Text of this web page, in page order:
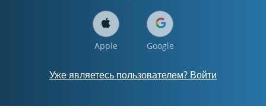
Apple Google
Уже являетесь пользователем? Войти